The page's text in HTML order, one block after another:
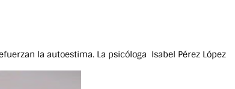
la autoestima. La psicóloga Isabel Pérez López